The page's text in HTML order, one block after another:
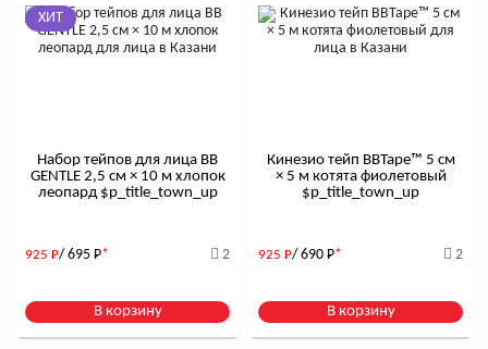
ХИТ
Набор тейпов для лица BB
GENTLE 2,5 см × 10 м хлопок
леопард $р_title_town_up
925 Р/ 695 Р* 2
В корзину
Кинезио тейп BBTape™ 5 см
× 5 м котята фиолетовый
$р_title_town_up
925 Р/ 690 Р* 2
В корзину